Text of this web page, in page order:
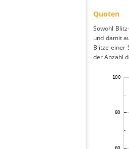
Quoten
Sowohl
und damit
Blitze einer
der Anzahl